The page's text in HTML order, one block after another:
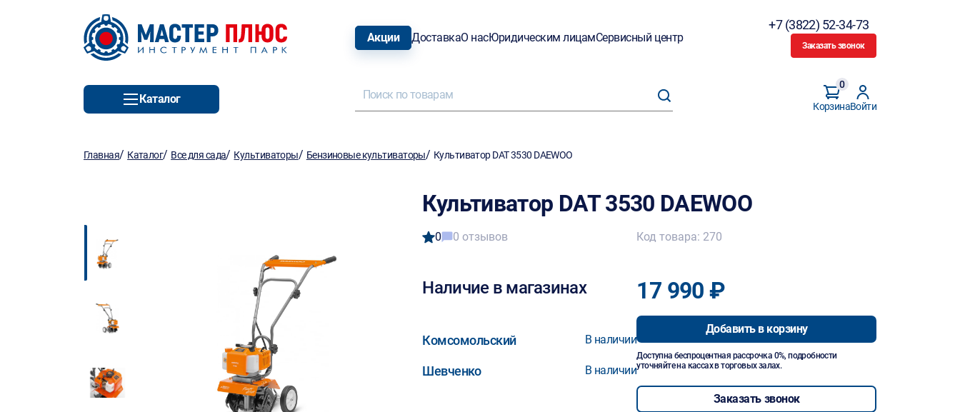
Акции ДоставкаО насЮридическим лицамСервисный центр
+7 (3822) 52-34-73
Заказать звонок
Каталог
Корзина
0
Войти
Главная/ Каталог/ Все для сада/ Культиваторы/ Бензиновые культиваторы/ Культиватор DAT 3530 DAEWOO
Культиватор DAT 3530 DAEWOO
0 0 отзывов
Наличие в магазинах
Комсомольский В наличии
Шевченко В наличии
Код товара: 270
17 990 ₽
Добавить в корзину
Доступна беспроцентная рассрочка 0%, подробности
уточняйте на кассах в торговых залах.
Заказать звонок